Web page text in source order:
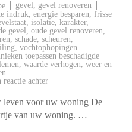
gevel , gevel renoveren
indruk energie besparen frisse
isolatie karakter,
gevel oude gevel renoveren
schade scheuren
vochtophopingen
toepassen beschadigde
waarde verhogen weer en
reactie achterop
Leven
voor
leven voor uw woning De
van uw woning. …